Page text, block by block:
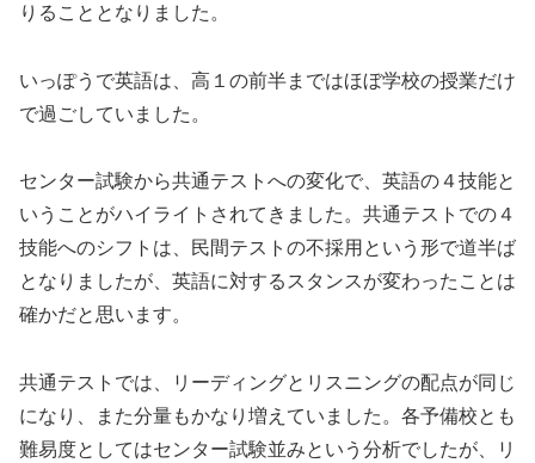
りることとなりました。
いっぽうで英語は、高１の前半まではほぼ学校の授業だけ
で過ごしていました。
センター試験から共通テストへの変化で、英語の４技能と
いうことがハイライトされてきました。共通テストでの４
技能へのシフトは、民間テストの不採用という形で道半ば
となりましたが、英語に対するスタンスが変わったことは
確かだと思います。
共通テストでは、リーディングとリスニングの配点が同じ
になり、また分量もかなり増えていました。各予備校とも
難易度としてはセンター試験並みという分析でしたが、リ